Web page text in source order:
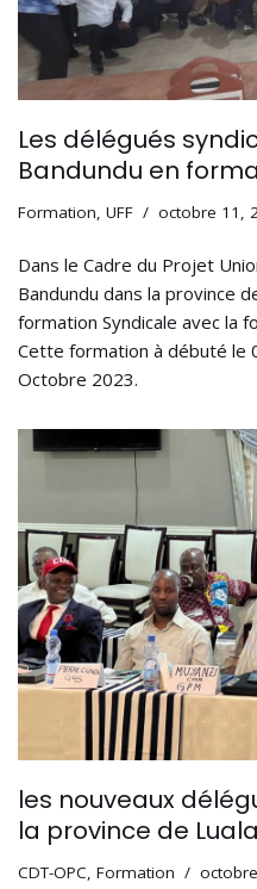
Les délégués
Bandundu en
Formation, UFF octobre 11,
Dans le Cadre du Projet
Bandundu dans la province
formation Syndicale avec la
Cette formation à débuté le
Octobre 2023.
les nouveaux
la province de
CDT-OPC, Formation